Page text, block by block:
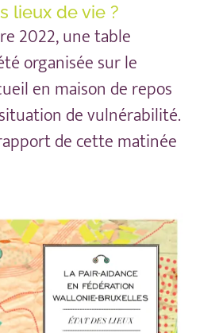
lieux de vie ?
2022, une table
organisée sur le
en maison de repos
de vulnérabilité.
de cette matinée